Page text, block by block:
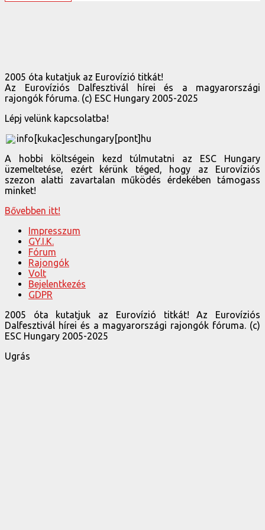
2005 óta kutatjuk az Eurovízió titkát!
Az Eurovíziós Dalfesztivál hírei és a magyarországi
rajongók fóruma. (c) ESC Hungary 2005-2025
Lépj velünk kapcsolatba!
info[kukac]eschungary[pont]hu
A hobbi költségein kezd túlmutatni az ESC Hungary
üzemeltetése, ezért kérünk téged, hogy az Eurovíziós
szezon alatti zavartalan működés érdekében támogass
minket!
Bővebben itt!
Impresszum
GY.I.K.
Fórum
Rajongók
Volt
Bejelentkezés
GDPR
2005 óta kutatjuk az Eurovízió titkát! Az Eurovíziós
Dalfesztivál hírei és a magyarországi rajongók fóruma. (c)
ESC Hungary 2005-2025
Ugrás